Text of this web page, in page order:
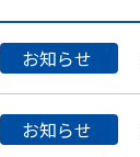
お知らせ
お知らせ